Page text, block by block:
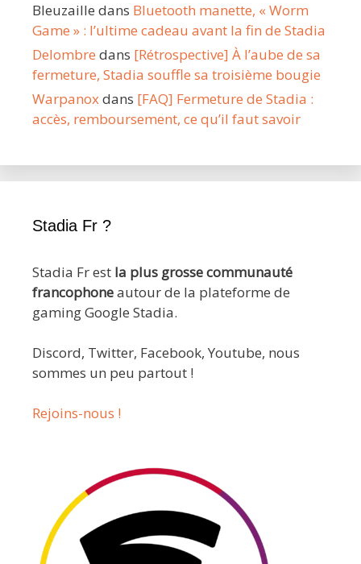
Bleuzaille dans Bluetooth manette, « Worm
Game » : l’ultime cadeau avant la fin de Stadia
Delombre dans [Rétrospective] À l’aube de sa
fermeture, Stadia souffle sa troisième bougie
Warpanoxdans [FAQ] Fermeture de Stadia :
accès, remboursement, ce qu’il faut savoir
Stadia Fr ?
Stadia Fr est la plus grosse communauté
francophoneautour de la plateforme de
gaming Google Stadia.
Discord, Twitter, Facebook, Youtube, nous
sommes un peu partout !
Rejoins-nous !